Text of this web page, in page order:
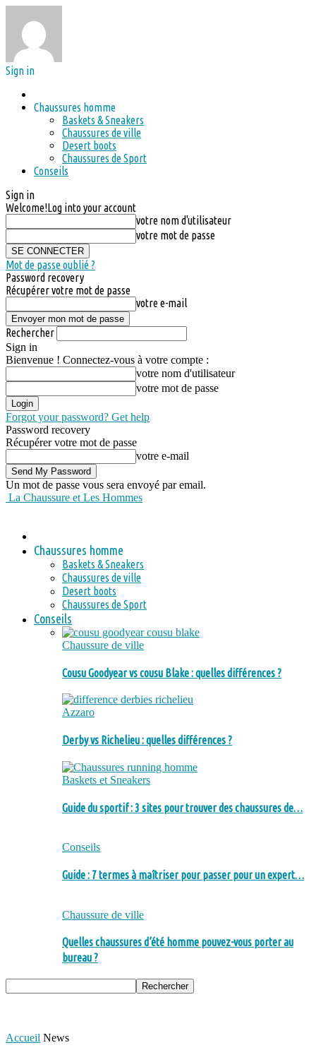
Sign in
Chaussures homme
Baskets & Sneakers
Chaussures de ville
Desert boots
Chaussures de Sport
Conseils
Sign in
Welcome!Log into your account
votre nom d'utilisateur
votre mot de passe
Mot de passe oublié ?
Password recovery
Récupérer votre mot de passe
votre e-mail
Rechercher
Sign in
Bienvenue ! Connectez-vous à votre compte :
votre nom d'utilisateur
votre mot de passe
Forgot your password? Get help
Password recovery
Récupérer votre mot de passe
votre e-mail
Un mot de passe vous sera envoyé par email.
La Chaussure et Les Hommes
Chaussures homme
Baskets & Sneakers
Chaussures de ville
Desert boots
Chaussures de Sport
Conseils
Chaussure de ville
Cousu Goodyear vs cousu Blake : quelles différences ?
Azzaro
Derby vs Richelieu : quelles différences ?
Baskets et Sneakers
Guide du sportif : 3 sites pour trouver des chaussures de…
Conseils
Guide : 7 termes à maîtriser pour passer pour un expert…
Chaussure de ville
Quelles chaussures d’été homme pouvez-vous porter au
bureau ?
Accueil News